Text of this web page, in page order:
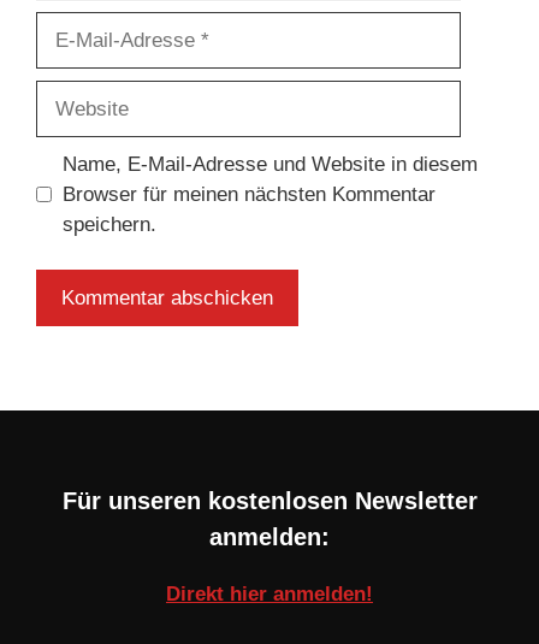
Adresse
Name, E-Mail-Adresse und Website in diesem
Browser für meinen nächsten Kommentar
speichern.
Für unseren kostenlosen Newsletter
anmelden:
Direkt hier anmelden!